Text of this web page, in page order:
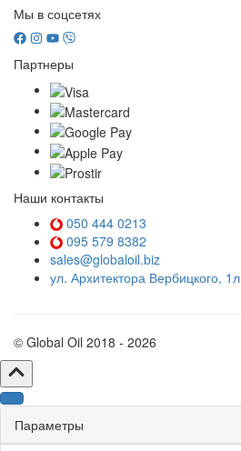
Мы в соцсетях
Партнеры
Наши контакты
050 444 0213
095 579 8382
sales@globaloil.biz
ул. Архитектора Вербицкого, 1л
© Global Oil 2018 - 2026
Параметры